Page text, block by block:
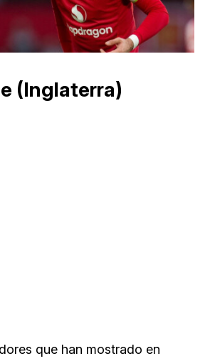
(Inglaterra)
que han mostrado en